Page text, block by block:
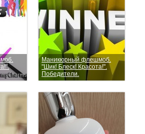
Маникюрный флешмоб.
"Шик! Блеск! Красота!".
Победители.